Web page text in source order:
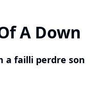
A Down
a failli perdre son